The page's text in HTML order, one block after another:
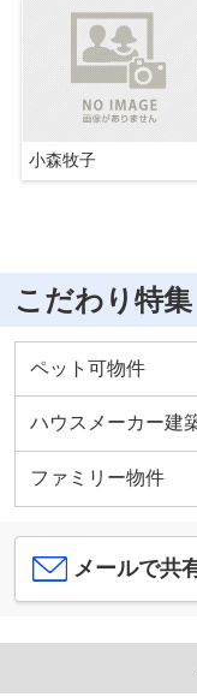
小森牧子
こだわり特集
ペット可物件
ハウスメーカー建
ファミリー物件
メールで共